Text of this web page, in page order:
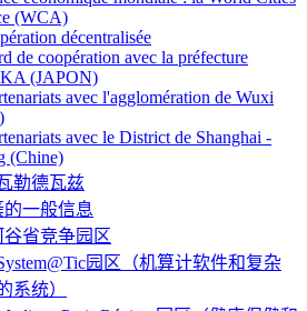
(WCA)
décentralisée
de coopération avec la préfecture
(JAPON)
avec l'agglomération de Wuxi
avec le District de Shanghai -
(Chine)
勒德瓦兹
的一般信息
谷省竞争园区
园区（机算计软件和复杂
系统）